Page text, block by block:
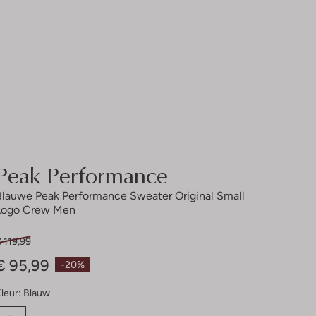
Performance
Peak Performance Sweater Original Small
Crew Men
-20%
119,99
95,99
Blauw